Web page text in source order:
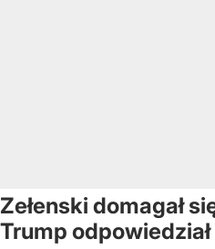
Zełenski domagał
Trump